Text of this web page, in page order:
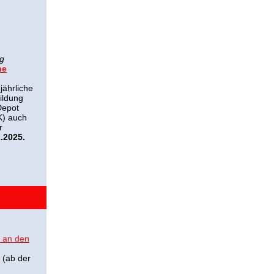
auch
an den
(ab der